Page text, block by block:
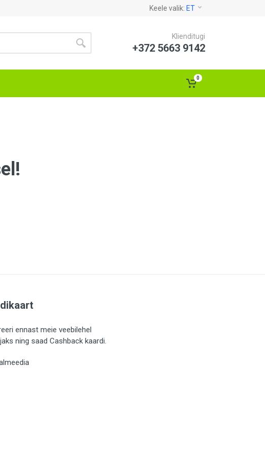
Keele valik: ET
Klienditugi
+372 5663 9142
0
ennast meie veebilehel
ning saad Cashback kaardi.